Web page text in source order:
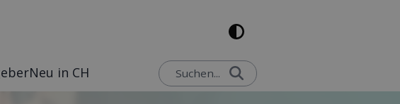
Suchen...
Neu in CH